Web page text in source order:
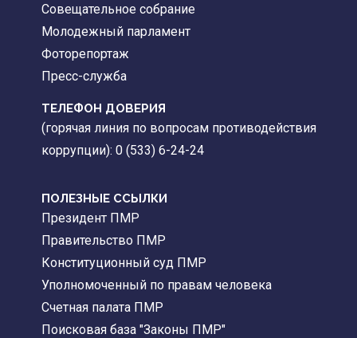
Совещательное собрание
Молодежный парламент
Фоторепортаж
Пресс-служба
ТЕЛЕФОН ДОВЕРИЯ
(горячая линия по вопросам противодействия
коррупции): 0 (533) 6-24-24
ПОЛЕЗНЫЕ ССЫЛКИ
Президент ПМР
Правительство ПМР
Конституционный суд ПМР
Уполномоченный по правам человека
Счетная палата ПМР
Поисковая база "Законы ПМР"